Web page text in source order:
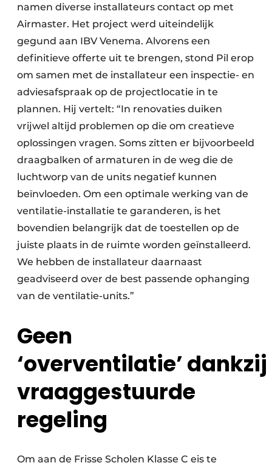
namen diverse installateurs contact op met
Airmaster. Het project werd uiteindelijk
gegund aan IBV Venema. Alvorens een
definitieve offerte uit te brengen, stond Pil erop
om samen met de installateur een inspectie- en
adviesafspraak op de projectlocatie in te
plannen. Hij vertelt: “In renovaties duiken
vrijwel altijd problemen op die om creatieve
oplossingen vragen. Soms zitten er bijvoorbeeld
draagbalken of armaturen in de weg die de
luchtworp van de units negatief kunnen
beïnvloeden. Om een optimale werking van de
ventilatie-installatie te garanderen, is het
bovendien belangrijk dat de toestellen op de
juiste plaats in de ruimte worden geïnstalleerd.
We hebben de installateur daarnaast
geadviseerd over de best passende ophanging
van de ventilatie-units.”
Geen
‘overventilatie’ dankzij
vraaggestuurde
regeling
Om aan de Frisse Scholen Klasse C eis te